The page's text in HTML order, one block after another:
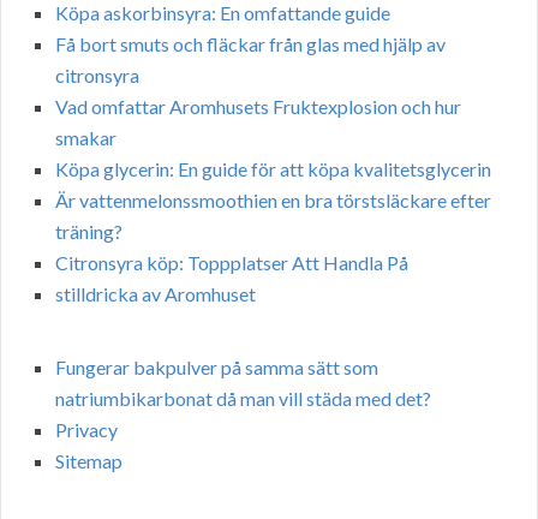
Köpa askorbinsyra: En omfattande guide
Få bort smuts och fläckar från glas med hjälp av
citronsyra
Vad omfattar Aromhusets Fruktexplosion och hur
smakar
Köpa glycerin: En guide för att köpa kvalitetsglycerin
Är vattenmelonssmoothien en bra törstsläckare efter
träning?
Citronsyra köp: Toppplatser Att Handla På
stilldricka av Aromhuset
Fungerar bakpulver på samma sätt som
natriumbikarbonat då man vill städa med det?
Privacy
Sitemap